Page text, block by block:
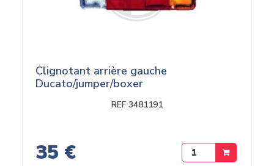
Clignotant arrière gauche
Ducato/jumper/boxer
REF 3481191
35 €